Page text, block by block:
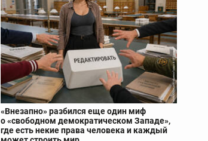
«Внезапно» разбился еще один миф
о «свободном демократическом Западе»,
где есть некие права человека и каждый